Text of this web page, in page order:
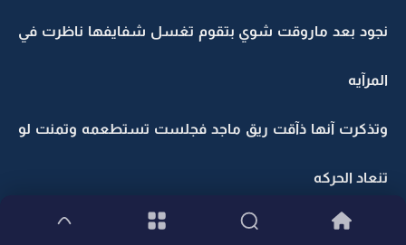
نجود بعد ماروقت شوي بتقوم تغسل شفايفها ناظرت في
المرآيه
وتذكرت آنها ذآقت ريق ماجد فجلست تستطعمه وتمنت لو
تنعاد الحركه
وآستغفرت ربها وتوضت وخرجت للقسم عشان ماأحد يحس